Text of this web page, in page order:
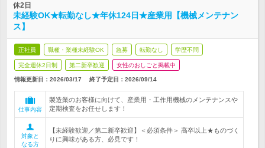
休2日
未経験OK★転勤なし★年休124日★産業用【機械メンテナン
ス】
正社員 職種・業種未経験OK 急募 転勤なし 学歴不問
完全週休2日制 第二新卒歓迎 女性のおしごと掲載中
情報更新日：2026/03/17 終了予定日： 2026/09/14
仕事内容
製造業のお客様に向けて、産業用・工作用機械のメンテナンスや
定期検査をお任せします！
対象と
なる方
【未経験歓迎／第二新卒歓迎】＜必須条件＞ 高卒以上★ものづく
りに興味がある方、必見です！